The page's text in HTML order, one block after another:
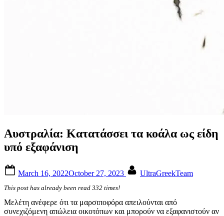
Αυστραλία: Κατατάσσει τα κοάλα ως είδη
υπό εξαφάνιση
on
March 16, 2022October 27, 2023 UltraGreekTeam
This post has already been read 332 times!
Μελέτη ανέφερε ότι τα μαρσιποφόρα απειλούνται από
συνεχιζόμενη απώλεια οικοτόπων και μπορούν να εξαφανιστούν αν